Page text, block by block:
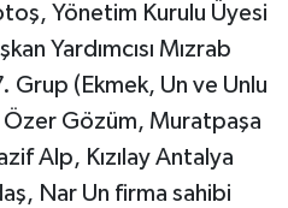
Yönetim Kurulu Üyesi
Yardımcısı Mızrab
Grup (Ekmek, Un ve Unlu
Gözüm, Muratpaşa
Alp, Kızılay Antalya
Nar Un firma sahibi